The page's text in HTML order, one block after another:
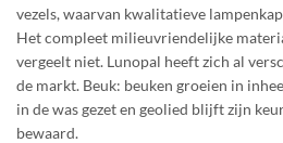
vezels, waarvan kwalitatieve
Het compleet milieuvriendelijke
vergeelt niet. Lunopal heeft zich al
de markt. Beuk: beuken groeien in
in de was gezet en geolied blijft zijn
bewaard.